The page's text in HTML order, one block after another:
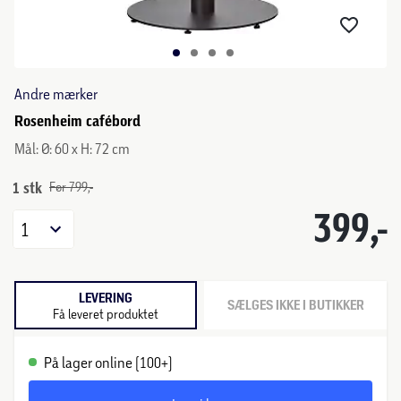
Andre mærker
Rosenheim cafébord
Mål: Ø: 60 x H: 72 cm
1 stk Før 799,-
399,-
1
LEVERING
Få leveret produktet SÆLGES IKKE I BUTIKKER
På lager online (100+)